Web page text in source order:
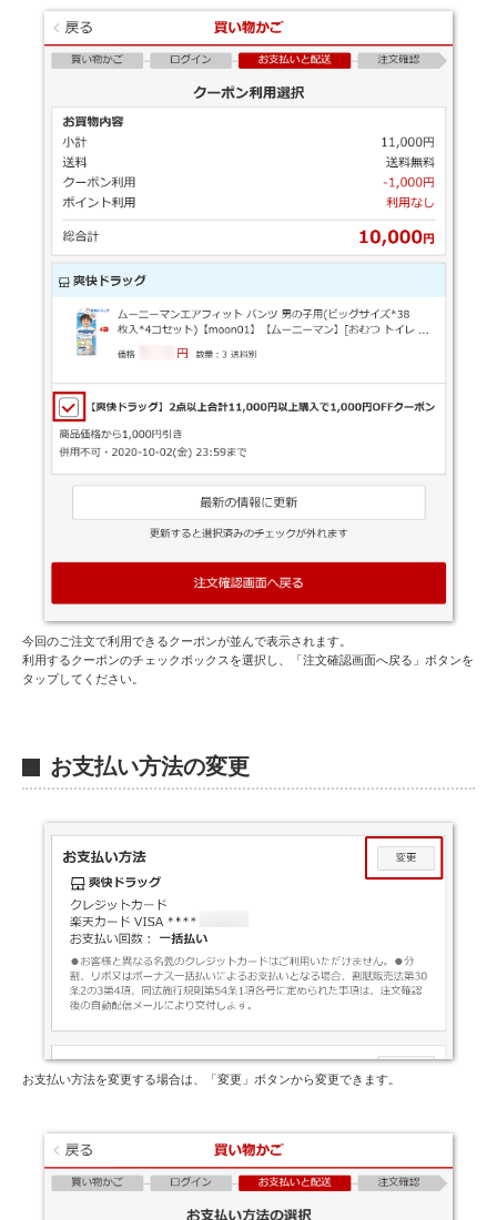
B お支払い方法の変更
お支払い方法を変更する場合は、「変更」ボタンから変更できます。
今回のご注文で利用できるクーポンが並んで表示されます。
利用するクーポンのチェックボックスを選択し、「注文確認画面へ戻る」ボタンを
タップしてください。